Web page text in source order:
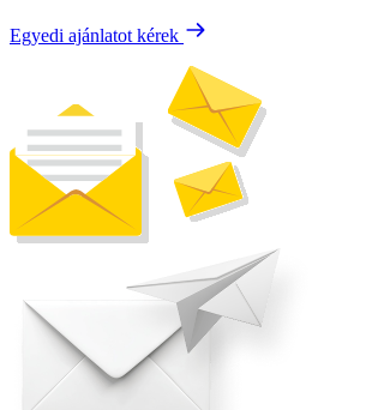
Egyedi ajánlatot kérek